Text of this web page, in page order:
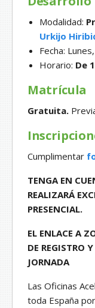
Modalidad:
Urkijo
Fecha: Lunes,
Horario: De
Matrícula
Gratuita.
Cumplimentar
TENGA EN
REALIZARÁ
PRESENCIAL.
EL ENLACE A
DE REGISTRO
JORNADA
Las Oficinas
toda España